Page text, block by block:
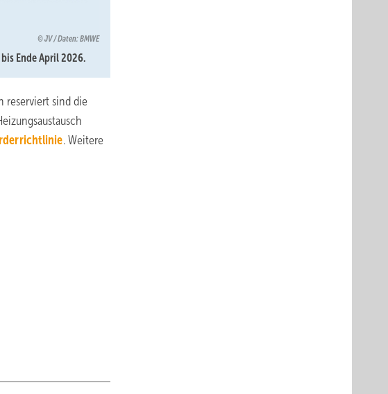
JV / Daten: BMWE
Ende April 2026.
reserviert sind die
. Weitere